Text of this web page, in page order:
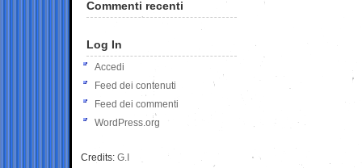
Commenti recenti
Log In
Accedi
Feed dei contenuti
Feed dei commenti
WordPress.org
Credits: G.I